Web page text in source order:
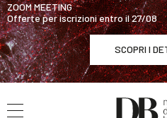
ZOOM MEETING
Offerte per iscrizioni entro il 27/08
SCOPRI I
WEBINAR / 17